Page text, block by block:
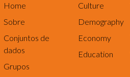
Home
Sobre
Conjuntos de
dados
Grupos
Culture
Demography
Economy
Education